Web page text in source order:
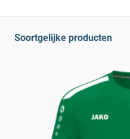
Soortgelijke producten